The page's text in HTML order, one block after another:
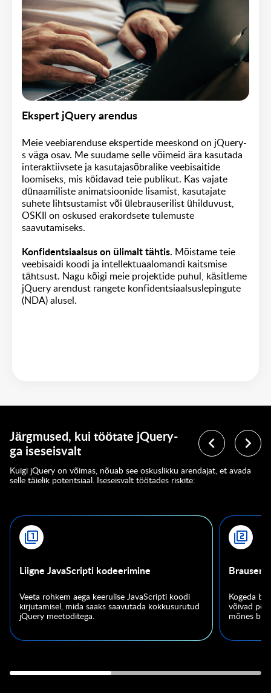
Ekspert jQuery arendus
Meie veebiarenduse ekspertide meeskond on jQuery-
s väga osav. Me suudame selle võimeid ära kasutada
interaktiivsete ja kasutajasõbralike veebisaitide
loomiseks, mis köidavad teie publikut. Kas vajate
dünaamiliste animatsioonide lisamist, kasutajate
suhete lihtsustamist või ülebrauserilist ühilduvust,
OSKIl on oskused erakordsete tulemuste
saavutamiseks.
Konfidentsiaalsus on ülimalt tähtis. Mõistame teie
veebisaidi koodi ja intellektuaalomandi kaitsmise
tähtsust. Nagu kõigi meie projektide puhul, käsitleme
jQuery arendust rangete konfidentsiaalsuslepingute
(NDA) alusel.
Järgmused, kui töötate jQuery-
ga iseseisvalt
Kuigi jQuery on võimas, nõuab see oskuslikku arendajat, et avada
selle täielik potentsiaal. Iseseisvalt töötades riskite:
Liigne JavaScripti kodeerimine
Veeta rohkem aega keerulise JavaScripti koodi
kirjutamisel, mida saaks saavutada kokkusurutud
jQuery meetoditega.
Kogeda
võivad
mõnes